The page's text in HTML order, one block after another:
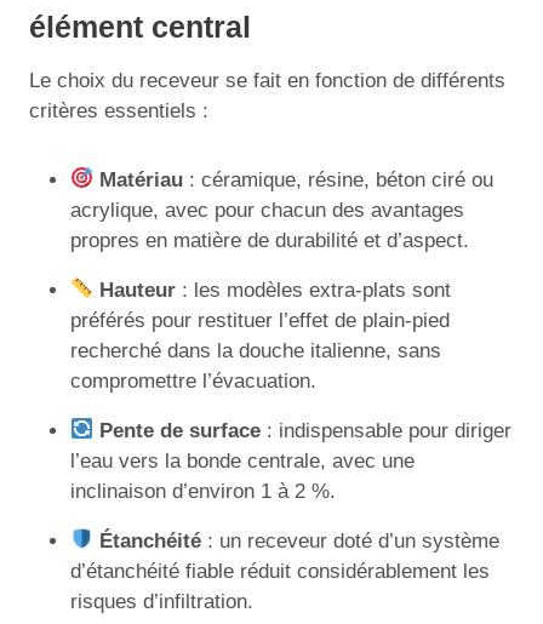
élément central
Le choix du receveur se fait en fonction de différents
critères essentiels :
Matériau : céramique, résine, béton ciré ou
acrylique, avec pour chacun des avantages
propres en matière de durabilité et d’aspect.
Hauteur : les modèles extra-plats sont
préférés pour restituer l’effet de plain-pied
recherché dans la douche italienne, sans
compromettre l’évacuation.
Pente de surface : indispensable pour diriger
l’eau vers la bonde centrale, avec une
inclinaison d’environ 1 à 2 %.
Étanchéité : un receveur doté d’un système
d’étanchéité fiable réduit considérablement les
risques d’infiltration.